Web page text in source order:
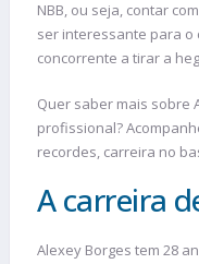
NBB, ou seja, contar
ser interessante para o
concorrente a tirar a
Quer saber mais sobre
profissional?
recordes, carreira no
A carreira
Alexey Borges tem 28